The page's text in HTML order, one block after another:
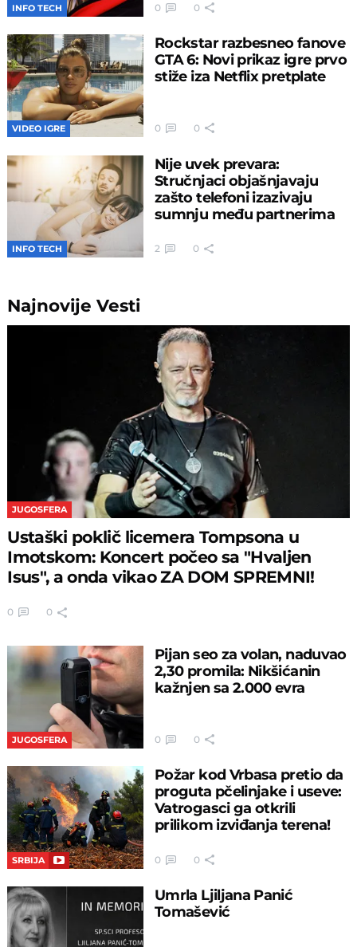
INFO TECH 0 0
VIDEO IGRE
Rockstar razbesneo fanove
GTA 6: Novi prikaz igre prvo
stiže iza Netflix pretplate
0 0
INFO TECH
Nije uvek prevara:
Stručnjaci objašnjavaju
zašto telefoni izazivaju
sumnju među partnerima
2 0
NajnovijeVesti
JUGOSFERA
Ustaški poklič licemera Tompsona u
Imotskom: Koncert počeo sa "Hvaljen
Isus", a onda vikao ZA DOM SPREMNI!
0 0
JUGOSFERA
Pijan seo za volan, naduvao
2,30 promila: Nikšićanin
kažnjen sa 2.000 evra
0 0
SRBIJA
Požar kod Vrbasa pretio da
proguta pčelinjake i useve:
Vatrogasci ga otkrili
prilikom izviđanja terena!
0 0
Umrla Ljiljana Panić
Tomašević